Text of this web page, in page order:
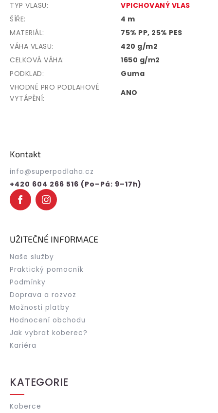
TYP VLASU:
VPICHOVANÝ VLAS
ŠÍŘE:
4 m
MATERIÁL:
75% PP, 25% PES
VÁHA VLASU:
420 g/m2
CELKOVÁ VÁHA:
1650 g/m2
PODKLAD:
Guma
VHODNÉ PRO PODLAHOVÉ
VYTÁPĚNÍ:
ANO
Kontakt
info@superpodlaha.cz
+420 604 266 516 (Po–Pá: 9–17h)
UŽITEČNÉ INFORMACE
Naše služby
Praktický pomocník
Podmínky
Doprava a rozvoz
Možnosti platby
Hodnocení obchodu
Jak vybrat koberec?
Kariéra
KATEGORIE
Koberce